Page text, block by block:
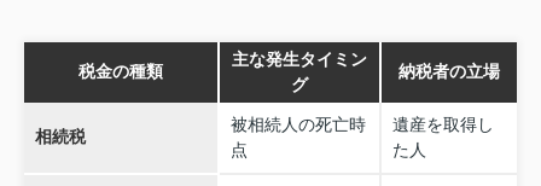
税金の種類
主な発生タイミン
グ
納税者の立場
相続税
被相続人の死亡時
点
遺産を取得し
た人